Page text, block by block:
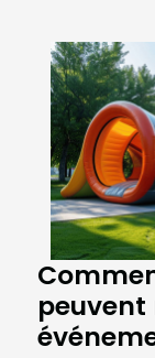
peuvent